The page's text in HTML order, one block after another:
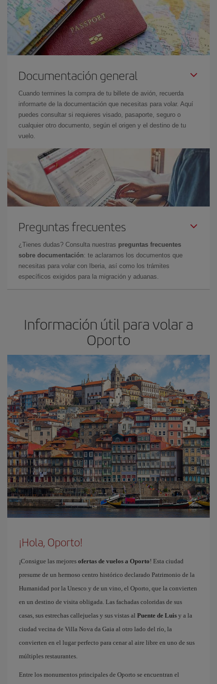
Documentación general
Cuando termines la compra de tu billete de avión, recuerda
informarte de la documentación que necesitas para volar. Aquí
puedes consultar si requieres visado, pasaporte, seguro o
cualquier otro documento, según el origen y el destino de tu
vuelo.
Preguntas frecuentes
¿Tienes dudas? Consulta nuestras preguntas frecuentes
sobre documentación: te aclaramos los documentos que
necesitas para volar con Iberia, así como los trámites
específicos exigidos para la migración y aduanas.
Información útil para volar a
Oporto
¡Hola, Oporto!
¡Consigue las mejores ofertas de vuelos a Oporto! Esta ciudad
presume de un hermoso centro histórico declarado Patrimonio de la
Humanidad por la Unesco y de un vino, el Oporto, que la convierten
en un destino de visita obligada. Las fachadas coloridas de sus
casas, sus estrechas callejuelas y sus vistas al Puente de Luis y a la
ciudad vecina de Villa Nova da Gaia al otro lado del río, la
convierten en el lugar perfecto para cenar al aire libre en uno de sus
múltiples restaurantes.
Entre los monumentos principales de Oporto se encuentran el